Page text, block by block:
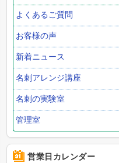
よくあるご質問
お客様の声
新着ニュース
名刺アレンジ講座
名刺の実験室
管理室
営業日カレンダー